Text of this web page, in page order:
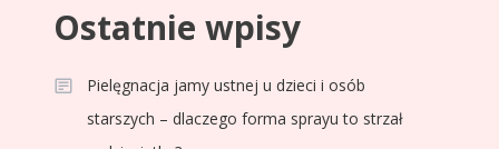
Ostatnie wpisy
Pielęgnacja jamy ustnej u dzieci i osób
starszych – dlaczego forma sprayu to strzał